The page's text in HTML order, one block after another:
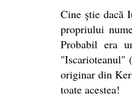
Cine ştie dacă
propriului
Probabil era
"Iscarioteanul"
originar din
toate acestea!